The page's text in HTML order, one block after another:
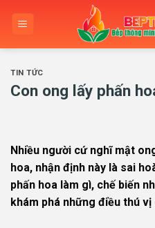
TIN TỨC
Con ong lấy phấn
Nhiều người cứ nghĩ mật
hoa, nhận định này là sai
phấn hoa làm gì, chế biến
khám phá những điều thú vị